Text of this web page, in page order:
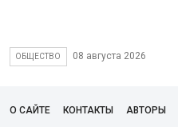
ОБЩЕСТВО 08 августа 2026
О САЙТЕ КОНТАКТЫ АВТОРЫ